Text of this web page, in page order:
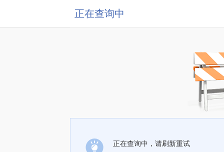
正在查询中
正在查询中，请刷新重试